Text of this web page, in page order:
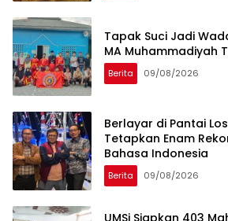
Tapak Suci Jadi
MA Muhammadiyah
Berita 09/08/2026
Berlayar di Pantai
Tetapkan Enam
Bahasa Indonesia
Berita 09/08/2026
UMSi Siapkan 403